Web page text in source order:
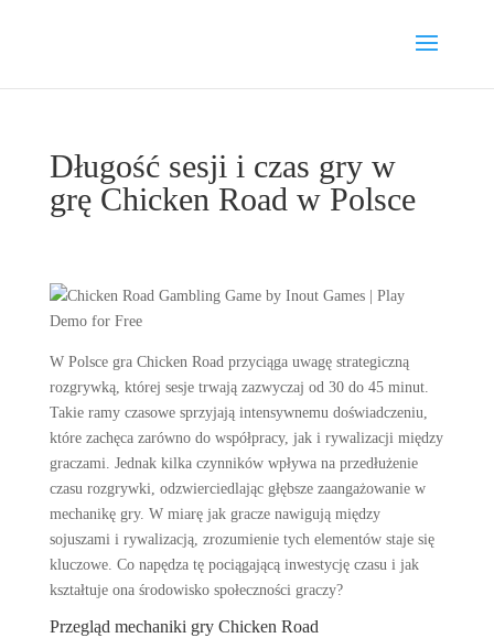
Długość sesji i czas gry w
grę Chicken Road w Polsce
W Polsce gra Chicken Road przyciąga uwagę strategiczną
rozgrywką, której sesje trwają zazwyczaj od 30 do 45 minut.
Takie ramy czasowe sprzyjają intensywnemu doświadczeniu,
które zachęca zarówno do współpracy, jak i rywalizacji między
graczami. Jednak kilka czynników wpływa na przedłużenie
czasu rozgrywki, odzwierciedlając głębsze zaangażowanie w
mechanikę gry. W miarę jak gracze nawigują między
sojuszami i rywalizacją, zrozumienie tych elementów staje się
kluczowe. Co napędza tę pociągającą inwestycję czasu i jak
kształtuje ona środowisko społeczności graczy?
Przegląd mechaniki gry Chicken Road